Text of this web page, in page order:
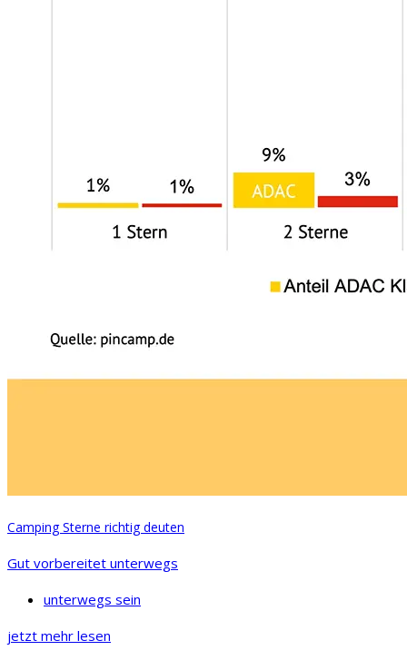
Camping Sterne richtig deuten
Gut vorbereitet unterwegs
unterwegs sein
jetzt mehr lesen